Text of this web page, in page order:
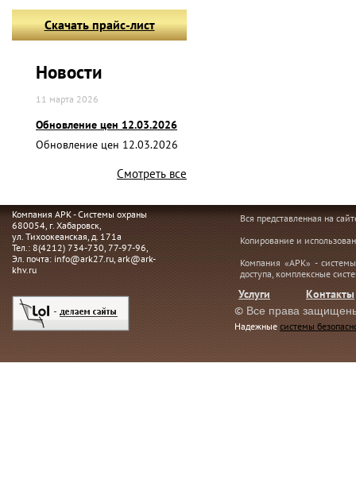
Скачать прайс-лист
Новости
11 марта 2026
Обновление цен 12.03.2026
Обновление цен 12.03.2026
Смотреть все
Компания АРК - Системы охраны
680054, г. Хабаровск,
ул. Тихоокеанская, д. 171а
Тел.: 8(4212) 734-730, 77-97-96,
Эл. почта: info@ark27.ru, ark@ark-
khv.ru
Вся представленная на
Копирование и
Компания «АРК» -
доступа, комплексные
Услуги
Контакты
© Все права
Надежные системы